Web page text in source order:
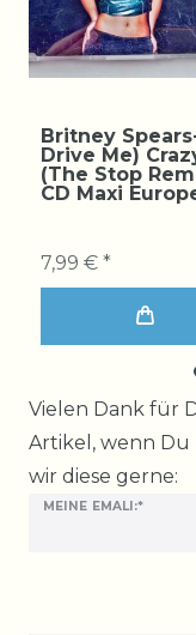
Britney
Drive Me)
(The Stop
CD Maxi
7,99 € *
Vielen Dank für
Artikel, wenn Du
wir diese gerne:
MEINE EMALI:*